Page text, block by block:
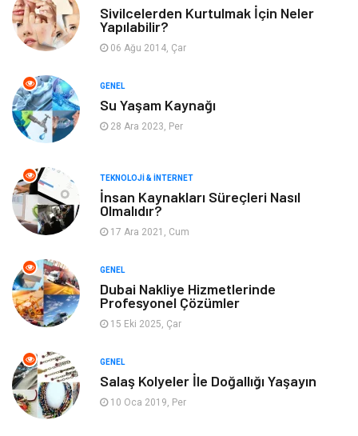
Giyim
Yeme & İçme
Keyif & Hobi Organizasyon
Gayrimenkul Spor
Finans& Ekonomi Anne & Çocuk
Genel Kültür
Ev İşleri
Mobilya
Astroloji
Sivilcelerden Kurtulmak İçin Neler
Yapılabilir?
06 Ağu 2014, Çar
GENEL
Su Yaşam Kaynağı
28 Ara 2023, Per
TEKNOLOJI & İNTERNET
İnsan Kaynakları Süreçleri Nasıl
Olmalıdır?
17 Ara 2021, Cum
GENEL
Dubai Nakliye Hizmetlerinde
Profesyonel Çözümler
15 Eki 2025, Çar
GENEL
Salaş Kolyeler İle Doğallığı Yaşayın
10 Oca 2019, Per